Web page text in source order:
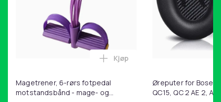
Magetrener, 6-rørs fotpedal
motstandsbånd - mage- og
Legg Magetrener, 6-rørs
Kjøp
Øreputer for Bose
QC15, QC 2 AE 2, AE